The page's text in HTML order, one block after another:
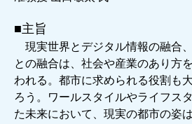
■主旨
現実世界とデジタル情報の融合
との融合は、社会や産業のあり方
われる。都市に求められる役割も
ろう。ワールスタイルやライフス
た未来において、現実の都市の姿